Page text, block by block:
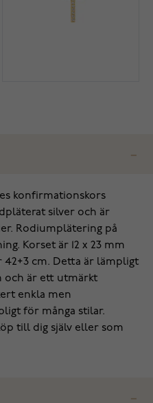
konfirmationskors
silver och är
Rodiumplätering på
Korset är 12 x 23 mm
42+3 cm. Detta är lämpligt
och är ett utmärkt
enkla men
för många stilar.
till dig själv eller som